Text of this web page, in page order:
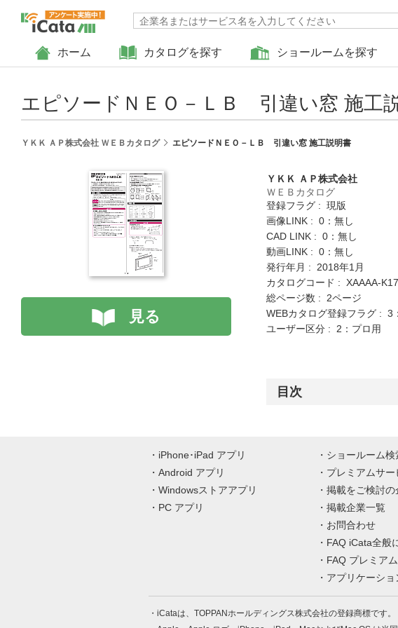
ホーム カタログを探す ショールームを探す
エピソードＮＥＯ－ＬＢ 引違い窓 施工
ＹＫＫ ＡＰ株式会社 ＷＥＢカタログ エピソードＮＥＯ－ＬＢ 引違い窓 施工説明書
見る
ＹＫＫ ＡＰ株式会社
ＷＥＢカタログ
登録フラグ : 現版
画像LINK : 0：無し
CAD LINK : 0：無し
動画LINK : 0：無し
発行年月 : 2018年1月
カタログコード : XAAAA-
総ページ数 : 2ページ
WEBカタログ登録フラグ : 3
ユーザー区分 : 2：プロ用
目次
iPhone･iPad アプリ
Android アプリ
Windowsストアアプリ
PC アプリ
ショールーム検
プレミアムサー
掲載をご検討の
掲載企業一覧
お問合わせ
FAQ iCata全般
FAQ プレミア
アプリケーショ
iCataは、TOPPANホールディングス株式会社の登録商標です。